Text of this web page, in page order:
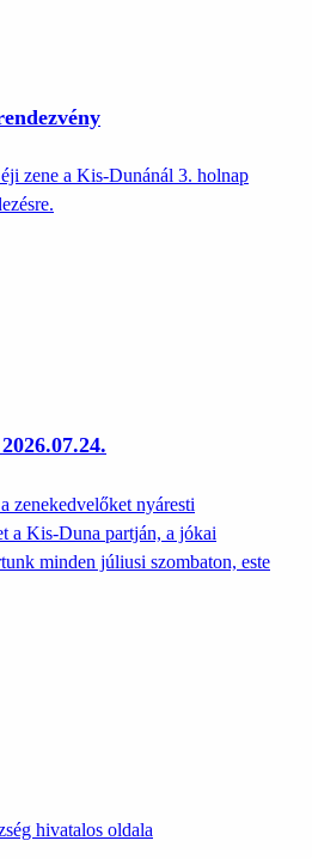
zene a Kis-Dunánál 3. holnap
zenekedvelőket nyáresti
a Kis-Duna partján, a jókai
minden júliusi szombaton, este
hivatalos oldala